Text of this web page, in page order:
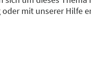
mit unserer Hilfe